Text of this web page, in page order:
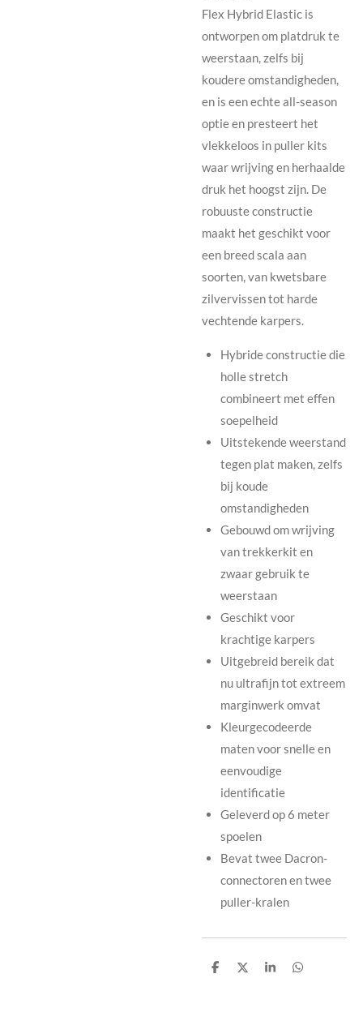
Flex Hybrid Elastic is
ontworpen om platdruk te
weerstaan, zelfs bij
koudere omstandigheden,
en is een echte all-season
optie en presteert het
vlekkeloos in puller kits
waar wrijving en herhaalde
druk het hoogst zijn. De
robuuste constructie
maakt het geschikt voor
een breed scala aan
soorten, van kwetsbare
zilvervissen tot harde
vechtende karpers.
Hybride constructie die
holle stretch
combineert met effen
soepelheid
Uitstekende weerstand
tegen plat maken, zelfs
bij koude
omstandigheden
Gebouwd om wrijving
van trekkerkit en
zwaar gebruik te
weerstaan
Geschikt voor
krachtige karpers
Uitgebreid bereik dat
nu ultrafijn tot extreem
marginwerk omvat
Kleurgecodeerde
maten voor snelle en
eenvoudige
identificatie
Geleverd op 6 meter
spoelen
Bevat twee Dacron-
connectoren en twee
puller-kralen
D
D
S
D